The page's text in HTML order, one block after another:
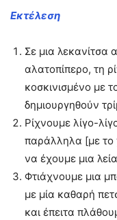
Εκτέλεση
Σε μια λεκανίτσα
αλατοπίπερο, τη
κοσκινισμένο με
δημιουργηθούν
Ρίχνουμε λίγο-
παράλληλα [με το
να έχουμε μια
Φτιάχνουμε μια
με μία καθαρή
και έπειτα